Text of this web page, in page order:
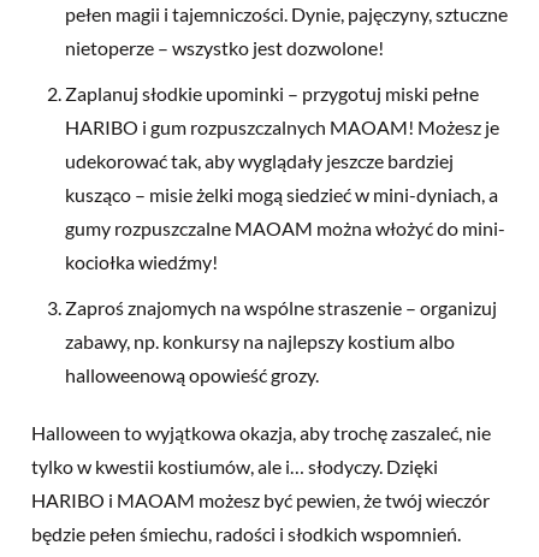
pełen magii i tajemniczości. Dynie, pajęczyny, sztuczne
nietoperze – wszystko jest dozwolone!
Zaplanuj słodkie upominki – przygotuj miski pełne
HARIBO i gum rozpuszczalnych MAOAM! Możesz je
udekorować tak, aby wyglądały jeszcze bardziej
kusząco – misie żelki mogą siedzieć w mini-dyniach, a
gumy rozpuszczalne MAOAM można włożyć do mini-
kociołka wiedźmy!
Zaproś znajomych na wspólne straszenie – organizuj
zabawy, np. konkursy na najlepszy kostium albo
halloweenową opowieść grozy.
Halloween to wyjątkowa okazja, aby trochę zaszaleć, nie
tylko w kwestii kostiumów, ale i… słodyczy. Dzięki
HARIBO i MAOAM możesz być pewien, że twój wieczór
będzie pełen śmiechu, radości i słodkich wspomnień.